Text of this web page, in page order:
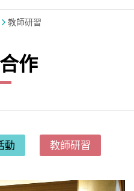
教師研習
作
動 教師研習